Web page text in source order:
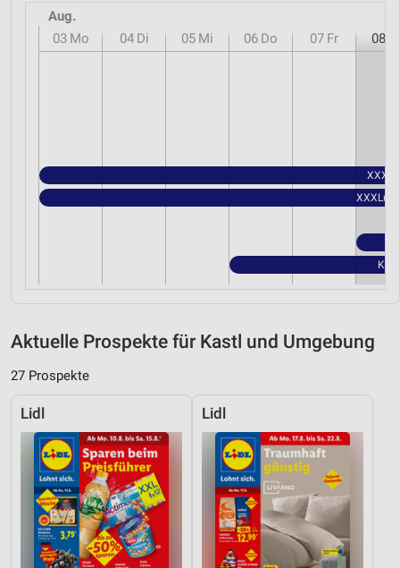
Aug.
03 Mo 04 Di 05 Mi 06 Do 07 Fr 08
XXXLutz
Aktuelle Prospekte für Kastl und Umgebung
27 Prospekte
Lidl Lidl